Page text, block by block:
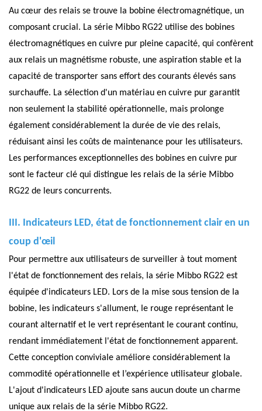
Au cœur des relais se trouve la bobine électromagnétique, un
composant crucial. La série Mibbo RG22 utilise des bobines
électromagnétiques en cuivre pur pleine capacité, qui confèrent
aux relais un magnétisme robuste, une aspiration stable et la
capacité de transporter sans effort des courants élevés sans
surchauffe. La sélection d'un matériau en cuivre pur garantit
non seulement la stabilité opérationnelle, mais prolonge
également considérablement la durée de vie des relais,
réduisant ainsi les coûts de maintenance pour les utilisateurs.
Les performances exceptionnelles des bobines en cuivre pur
sont le facteur clé qui distingue les relais de la série Mibbo
RG22 de leurs concurrents.
III. Indicateurs LED, état de fonctionnement clair en un
coup d'œil
Pour permettre aux utilisateurs de surveiller à tout moment
l'état de fonctionnement des relais, la série Mibbo RG22 est
équipée d'indicateurs LED. Lors de la mise sous tension de la
bobine, les indicateurs s'allument, le rouge représentant le
courant alternatif et le vert représentant le courant continu,
rendant immédiatement l'état de fonctionnement apparent.
Cette conception conviviale améliore considérablement la
commodité opérationnelle et l’expérience utilisateur globale.
L'ajout d'indicateurs LED ajoute sans aucun doute un charme
unique aux relais de la série Mibbo RG22.